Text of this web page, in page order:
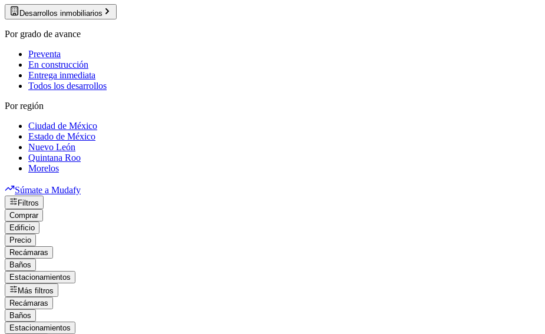
Desarrollos inmobiliarios
Por grado de avance
Preventa
En construcción
Entrega inmediata
Todos los desarrollos
Por región
Ciudad de México
Estado de México
Nuevo León
Quintana Roo
Morelos
Súmate a Mudafy
Filtros
Comprar
Edificio
Precio
Recámaras
Baños
Estacionamientos
Más filtros
Recámaras
Baños
Estacionamientos